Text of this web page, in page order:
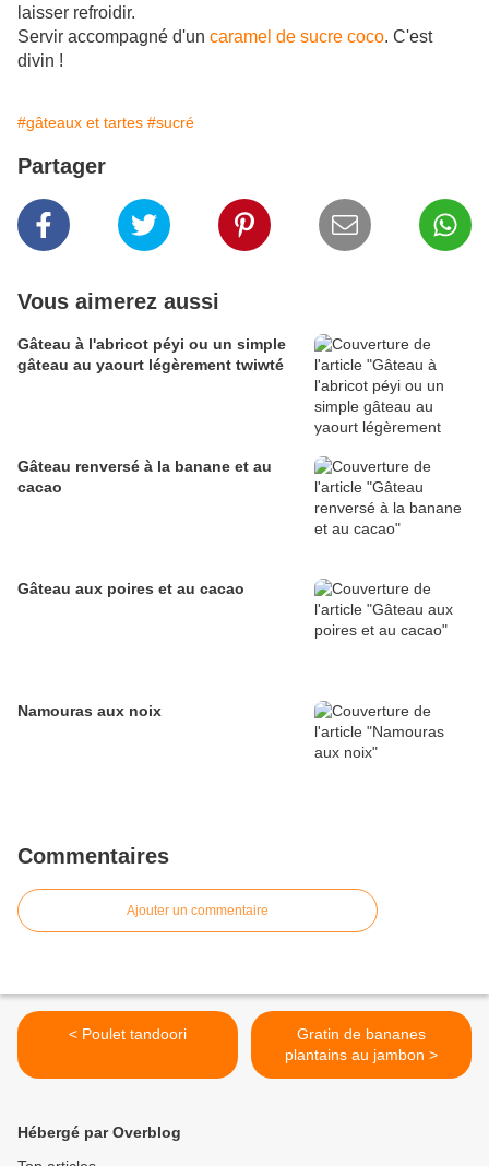
laisser refroidir.
Servir accompagné d'un caramel de sucre coco. C'est
divin !
#gâteaux et tartes #sucré
Partager
Vous aimerez aussi
Gâteau à l'abricot péyi ou un simple
gâteau au yaourt légèrement twiwté
Gâteau renversé à la banane et au
cacao
Gâteau aux poires et au cacao
Namouras aux noix
Commentaires
Ajouter un commentaire
< Poulet tandoori
Gratin de bananes
plantains au jambon >
Hébergé par Overblog